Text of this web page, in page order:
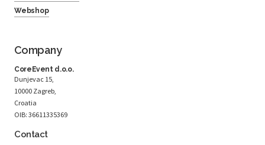
Webshop
Company
CoreEvent d.o.o.
Dunjevac 15,
10000 Zagreb,
Croatia
OIB: 36611335369
Contact